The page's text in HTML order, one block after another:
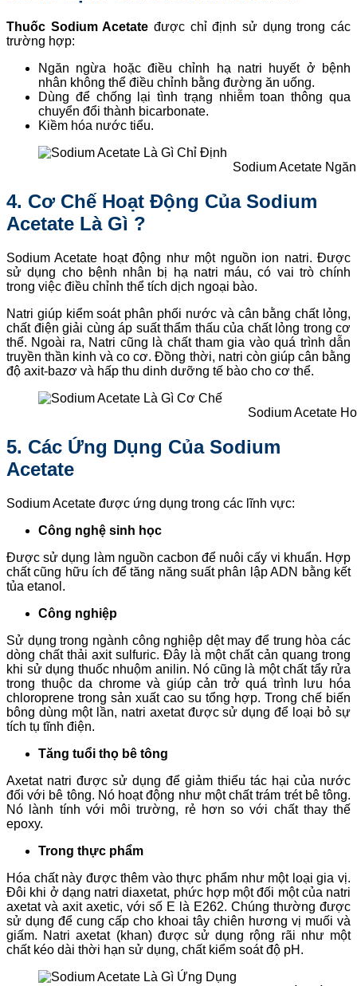
Thuốc Sodium Acetate được chỉ định sử dụng trong các
trường hợp:
Ngăn ngừa hoặc điều chỉnh hạ natri huyết ở bệnh
nhân không thể điều chỉnh bằng đường ăn uống.
Dùng để chống lại tình trạng nhiễm toan thông qua
chuyển đổi thành bicarbonate.
Kiềm hóa nước tiểu.
Sodium Acetate
4. Cơ Chế Hoạt Động Của Sodium
Acetate Là Gì ?
Sodium Acetate hoạt động như một nguồn ion natri. Được
sử dụng cho bệnh nhân bị hạ natri máu, có vai trò chính
trong việc điều chỉnh thể tích dịch ngoại bào.
Natri giúp kiểm soát phân phối nước và cân bằng chất lỏng,
chất điện giải cùng áp suất thẩm thấu của chất lỏng trong cơ
thể. Ngoài ra, Natri cũng là chất tham gia vào quá trình dẫn
truyền thần kinh và co cơ. Đồng thời, natri còn giúp cân bằng
độ axit-bazơ và hấp thu dinh dưỡng tế bào cho cơ thể.
Sodium Acetate
5. Các Ứng Dụng Của Sodium
Acetate
Sodium Acetate được ứng dụng trong các lĩnh vực:
Công nghệ sinh học
Được sử dụng làm nguồn cacbon để nuôi cấy vi khuẩn. Hợp
chất cũng hữu ích để tăng năng suất phân lập ADN bằng kết
tủa etanol.
Công nghiệp
Sử dụng trong ngành công nghiệp dệt may để trung hòa các
dòng chất thải axit sulfuric. Đây là một chất cản quang trong
khi sử dụng thuốc nhuộm anilin. Nó cũng là một chất tẩy rửa
trong thuộc da chrome và giúp cản trở quá trình lưu hóa
chloroprene trong sản xuất cao su tổng hợp. Trong chế biến
bông dùng một lần, natri axetat được sử dụng để loại bỏ sự
tích tụ tĩnh điện.
Tăng tuổi thọ bê tông
Axetat natri được sử dụng để giảm thiểu tác hại của nước
đối với bê tông. Nó hoạt động như một chất trám trét bê tông.
Nó lành tính với môi trường, rẻ hơn so với chất thay thế
epoxy.
Trong thực phẩm
Hóa chất này được thêm vào thực phẩm như một loại gia vị.
Đôi khi ở dạng natri diaxetat, phức hợp một đối một của natri
axetat và axit axetic, với số E là E262. Chúng thường được
sử dụng để cung cấp cho khoai tây chiên hương vị muối và
giấm. Natri axetat (khan) được sử dụng rộng rãi như một
chất kéo dài thời hạn sử dụng, chất kiểm soát độ pH.